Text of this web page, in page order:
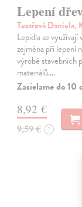
Lepení
Tesařová
Lepidla se
zejména při lepení
výrobě stavebních
materiálů.…
Zasielame do 10
8,92 €
9,59 € ?